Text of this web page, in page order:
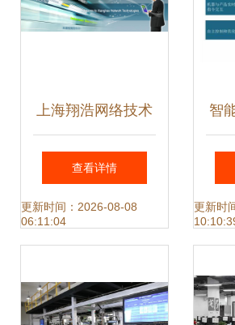
上海翔浩网络技术
深耕网络技术服
务，赋能企业数字
查看详情
更新时间：2026-08-08
06:11:04
智
字
更新时